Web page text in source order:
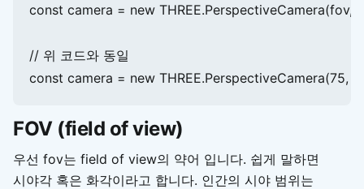
const camera = new THREE.PerspectiveCamera(fov,
// 위 코드와 동일
const camera = new THREE.PerspectiveCamera(75,
FOV (field of view)
우선 fov는 field of view의 약어 입니다. 쉽게 말하면
시야각 혹은 화각이라고 합니다. 인간의 시야 범위는